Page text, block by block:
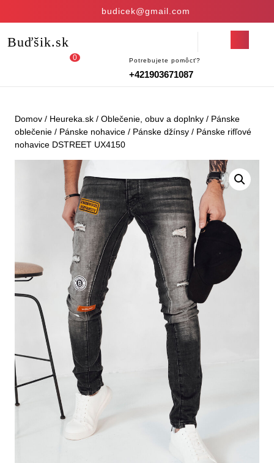
budicek@gmail.com
Buďšik.sk
Button
0 Potrebujete pomôcť?
+421903671087
Domov / Heureka.sk / Oblečenie, obuv a doplnky / Pánske
oblečenie / Pánske nohavice / Pánske džínsy / Pánske rifľové
nohavice DSTREET UX4150